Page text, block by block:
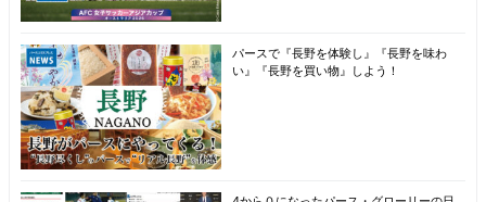
パースで『長野を体験し』『長野を味わ
い』『長野を買い物』しよう！